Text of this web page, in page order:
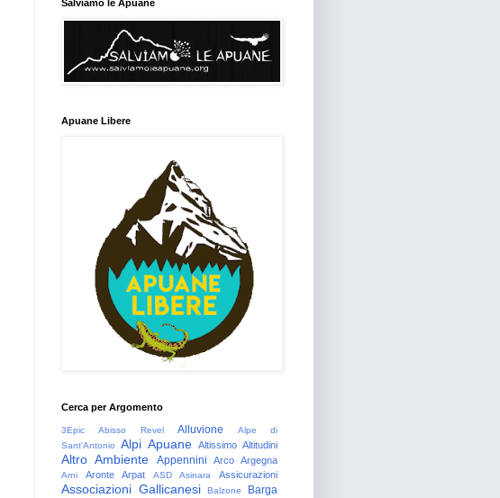
Salviamo le Apuane
Apuane Libere
Cerca per Argomento
3Epic Abisso Revel Alluvione
Alpe di
Sant'Antonio
Alpi Apuane Altissimo Altitudini
Altro Ambiente Appennini Arco Argegna
Arni Aronte Arpat ASD Asinara Assicurazioni
Associazioni Gallicanesi Balzone Barga